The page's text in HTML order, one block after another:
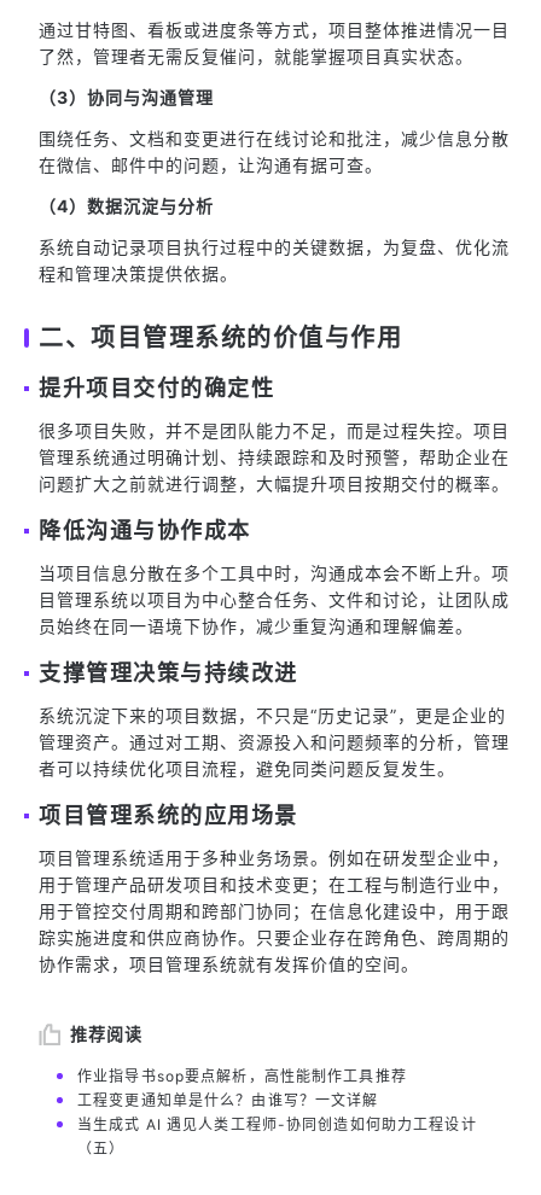
通过甘特图、看板或进度条等方式，项目整体推进情况一目
了然，管理者无需反复催问，就能掌握项目真实状态。
（3）协同与沟通管理
围绕任务、文档和变更进行在线讨论和批注，减少信息分散
在微信、邮件中的问题，让沟通有据可查。
（4）数据沉淀与分析
系统自动记录项目执行过程中的关键数据，为复盘、优化流
程和管理决策提供依据。
二、项目管理系统的价值与作用
提升项目交付的确定性
很多项目失败，并不是团队能力不足，而是过程失控。项目
管理系统通过明确计划、持续跟踪和及时预警，帮助企业在
问题扩大之前就进行调整，大幅提升项目按期交付的概率。
降低沟通与协作成本
当项目信息分散在多个工具中时，沟通成本会不断上升。项
目管理系统以项目为中心整合任务、文件和讨论，让团队成
员始终在同一语境下协作，减少重复沟通和理解偏差。
支撑管理决策与持续改进
系统沉淀下来的项目数据，不只是“历史记录”，更是企业的
管理资产。通过对工期、资源投入和问题频率的分析，管理
者可以持续优化项目流程，避免同类问题反复发生。
项目管理系统的应用场景
项目管理系统适用于多种业务场景。例如在研发型企业中，
用于管理产品研发项目和技术变更；在工程与制造行业中，
用于管控交付周期和跨部门协同；在信息化建设中，用于跟
踪实施进度和供应商协作。只要企业存在跨角色、跨周期的
协作需求，项目管理系统就有发挥价值的空间。
推荐阅读
作业指导书sop要点解析，高性能制作工具推荐
工程变更通知单是什么？由谁写？一文详解
当生成式 AI 遇见人类工程师-协同创造如何助力工程设计
（五）